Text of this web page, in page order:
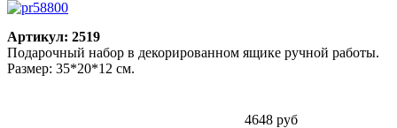
Артикул: 2519
Подарочный набор в декорированном ящике ручной работы.
Размер: 35*20*12 см.
4648 руб